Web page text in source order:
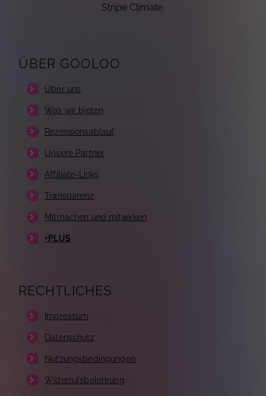
Stripe Climate.
ÜBER GOOLOO
Über uns
Was wir bieten
Rezensionsablauf
Unsere Partner
Affiliate-Links
Transparenz
Mitmachen und mitwirken
+PLUS
RECHTLICHES
Impressum
Datenschutz
Nutzungsbedingungen
Widerrufsbelehrung